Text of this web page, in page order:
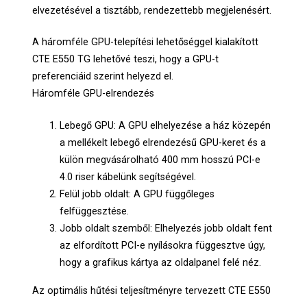
elvezetésével a tisztább, rendezettebb megjelenésért.
A háromféle GPU-telepítési lehetőséggel kialakított
CTE E550 TG lehetővé teszi, hogy a GPU-t
preferenciáid szerint helyezd el.
Háromféle GPU-elrendezés
Lebegő GPU: A GPU elhelyezése a ház közepén
a mellékelt lebegő elrendezésű GPU-keret és a
külön megvásárolható 400 mm hosszú PCI-e
4.0 riser kábelünk segítségével.
Felül jobb oldalt: A GPU függőleges
felfüggesztése.
Jobb oldalt szemből: Elhelyezés jobb oldalt fent
az elfordított PCI-e nyílásokra függesztve úgy,
hogy a grafikus kártya az oldalpanel felé néz.
Az optimális hűtési teljesítményre tervezett CTE E550